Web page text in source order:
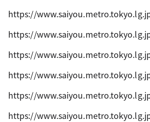
https://
https://
https://
https://
https://
https://